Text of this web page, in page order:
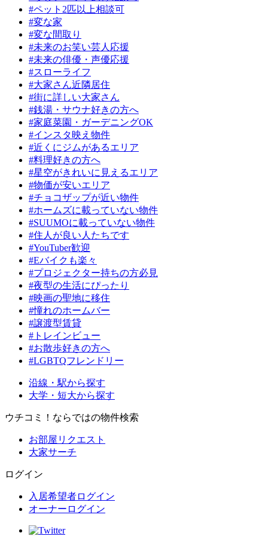
#ペット2匹以上相談可
#変な家
#変な間取り
#未来のお笑い芸人応援
#未来の俳優・声優応援
#スローライフ
#大家さん近隣居住
#街に詳しい大家さん
#銭湯・サウナ好きの方へ
#家庭菜園・ガーデニングOK
#インスタ映え物件
#近くにジムがあるエリア
#料理好きの方へ
#星空がきれいに見えるエリア
#物価が安いエリア
#チョコザップが近い物件
#ホームズに載っていない物件
#SUUMOに載っていない物件
#住人が良い人たちです
#YouTuber歓迎
#Eバイクも楽々
#プロジェクター持ちの方必見
#夜型の生活にぴったり
#映画の聖地に移住
#憧れのホームバー
#譲渡型賃貸
#トレインビュー
#お散歩好きの方へ
#LGBTQフレンドリー
沿線・駅から探す
大学・短大から探す
ウチコミ！ならではの物件検索
お部屋リクエスト
大家サーチ
ログイン
入居希望者ログイン
オーナーログイン